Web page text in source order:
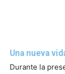
Una nueva
Durante la